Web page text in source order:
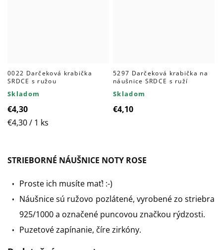
0022 Darčeková krabička
SRDCE s ružou
Skladom
€4,30
Jednotková
€4,30 / 1 ks
5297 Darčeková krabička na
náušnice SRDCE s ruží
Skladom
€4,10
STRIEBORNÉ NÁUŠNICE NOTY ROSE
Proste ich musíte mať! :-)
Náušnice sú ružovo pozlátené, vyrobené zo striebra
925/1000 a označené puncovou značkou rýdzosti.
Puzetové zapínanie, číre zirkóny.